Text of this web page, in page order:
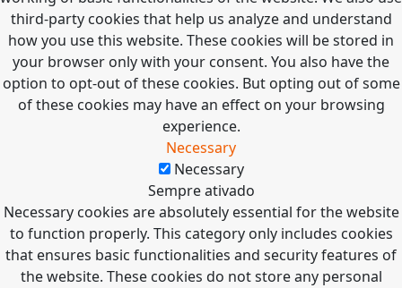
third-party cookies that help us analyze and understand
how you use this website. These cookies will be stored in
your browser only with your consent. You also have the
option to opt-out of these cookies. But opting out of some
of these cookies may have an effect on your browsing
experience.
Necessary
Necessary
Sempre ativado
Necessary cookies are absolutely essential for the website
to function properly. This category only includes cookies
that ensures basic functionalities and security features of
the website. These cookies do not store any personal